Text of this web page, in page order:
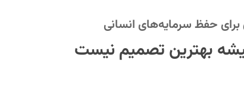
برای حفظ سرمایه‌های انسانی
بهترین تصمیم نیست